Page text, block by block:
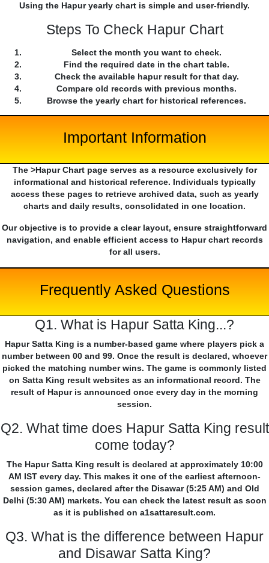
Using the Hapur yearly chart is simple and user-friendly.
Steps To Check Hapur Chart
Select the month you want to check.
Find the required date in the chart table.
Check the available hapur result for that day.
Compare old records with previous months.
Browse the yearly chart for historical references.
Important Information
The >Hapur Chart page serves as a resource exclusively for
informational and historical reference. Individuals typically
access these pages to retrieve archived data, such as yearly
charts and daily results, consolidated in one location.
Our objective is to provide a clear layout, ensure straightforward
navigation, and enable efficient access to Hapur chart records
for all users.
Frequently Asked Questions
Q1. What is Hapur Satta King...?
Hapur Satta King is a number-based game where players pick a
number between 00 and 99. Once the result is declared, whoever
picked the matching number wins. The game is commonly listed
on Satta King result websites as an informational record. The
result of Hapur is announced once every day in the morning
session.
Q2. What time does Hapur Satta King result
come today?
The Hapur Satta King result is declared at approximately 10:00
AM IST every day. This makes it one of the earliest afternoon-
session games, declared after the Disawar (5:25 AM) and Old
Delhi (5:30 AM) markets. You can check the latest result as soon
as it is published on a1sattaresult.com.
Q3. What is the difference between Hapur
and Disawar Satta King?